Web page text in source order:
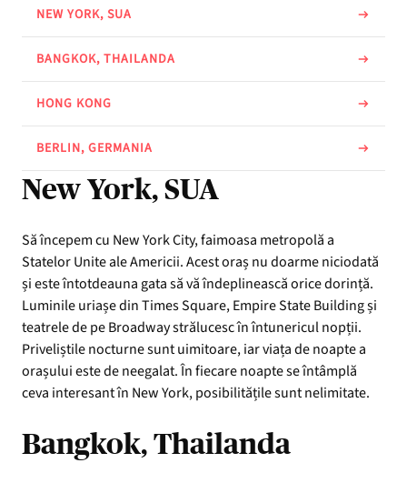
NEW YORK, SUA
BANGKOK, THAILANDA
HONG KONG
BERLIN, GERMANIA
New York, SUA
Să începem cu New York City, faimoasa metropolă a
Statelor Unite ale Americii. Acest oraș nu doarme niciodată
și este întotdeauna gata să vă îndeplinească orice dorință.
Luminile uriașe din Times Square, Empire State Building și
teatrele de pe Broadway strălucesc în întunericul nopții.
Priveliștile nocturne sunt uimitoare, iar viața de noapte a
orașului este de neegalat. În fiecare noapte se întâmplă
ceva interesant în New York, posibilitățile sunt nelimitate.
Bangkok, Thailanda